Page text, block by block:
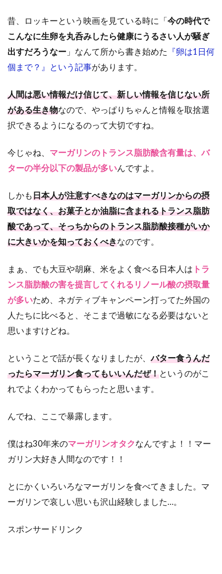
昔、ロッキーという映画を見ている時に「今の時代で
こんなに生卵を丸呑みしたら健康にうるさい人が騒ぎ
出すだろうなー 」なんて所から書き始めた 『卵は1日何
個まで？』という記事があります。
人間は悪い情報だけ信じて、新しい情報を信じない所
がある生き物なので、やっぱりちゃんと情報を取捨選
択できるようになるのって大切ですね。
今じゃね、 マーガリンのトランス脂肪酸含有量は、バ
ターの半分以下の製品が多いんですよ。
しかも日本人が注意すべきなのはマーガリンからの摂
取ではなく、お菓子とか油脂に含まれるトランス脂肪
酸であって、そっちからのトランス脂肪酸接種がいか
に大きいかを知っておくべきなのです。
まぁ、でも大豆や胡麻、米をよく食べる日本人は トラ
ンス脂肪酸の害を提言してくれるリノール酸の摂取量
が多いため、ネガティブキャンペーン打ってた外国の
人たちに比べると、そこまで過敏になる必要はないと
思いますけどね。
ということで話が長くなりましたが、バター食うんだ
ったらマーガリン食ってもいいんだぜ！というのがこ
れでよくわかってもらったと思います。
んでね、ここで暴露します。
僕はね30年来のマーガリンオタクなんですよ！！マー
ガリン大好き人間なのです！！
とにかくいろいろなマーガリンを食べてきました。マ
ーガリンで哀しい思いも沢山経験しました…。
スポンサードリンク